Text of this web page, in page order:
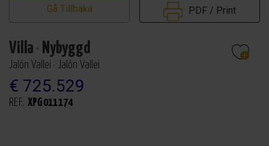
Gå Tillbaka PDF / Print
Villa · Nybyggd
Jalón Vallei · Jalón Vallei
€ 725.529
REF.: XPG011174